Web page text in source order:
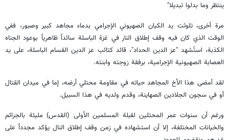
ينتظر وما بدلوا تبديلا"
مرة أخرى، تلوثت يد الكيان الصهيوني الإجرامي بدماء مجاهد كبير وصبور، ففي
الوقت الذي كان فيه وقف إطلاق النار في غزة الباسلة سائداً ظاهرياً بوعود الجناه
الكذبة، استُشهد "عز الدين الحداد"، قائد كتائب عز الدين القسام الباسلة، على يد
العصابة الصهيونية الإجرامية، برفقة زوجته وابنته.
لقد أمضى هذا الأخ المجاهد حياته في مقاومة محتلي أرضه، إما في ميدان القتال
أو في سجون الجلادين الصهاينة، وقدم ولديه في هذا السبيل.
ورغم أن سنوات عمر المحتلين لقبلة المسلمين الأولى (القدس) مليئة بالجرائم
والخيانات المختلفة، إلا أن استشهاده في زمن وقف إطلاق النال يؤكد مجدداً على